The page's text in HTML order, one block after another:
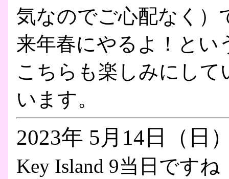
気なのでご心配なく
来年春にやるよ！とい
こちらも楽しみにし
います。
2023年 5月14日（日
Key Island 9当日ですね